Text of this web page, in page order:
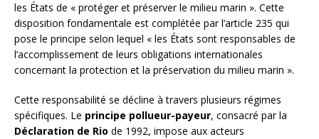
les États de « protéger et préserver le milieu marin ». Cette
disposition fondamentale est complétée par l’article 235 qui
pose le principe selon lequel « les États sont responsables de
l’accomplissement de leurs obligations internationales
concernant la protection et la préservation du milieu marin ».
Cette responsabilité se décline à travers plusieurs régimes
spécifiques. Le principe pollueur-payeur, consacré par la
Déclaration de Rio de 1992, impose aux acteurs